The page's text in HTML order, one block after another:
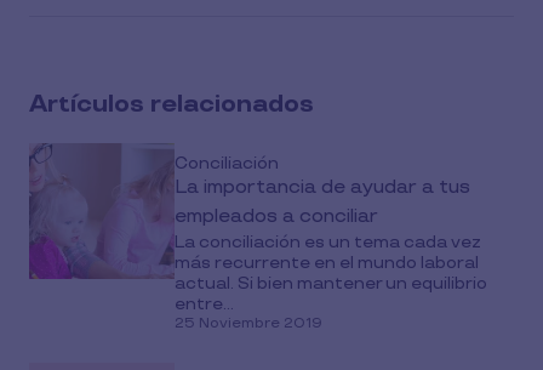
media
Artículos relacionados
Conciliación
La importancia de ayudar a tus
empleados a conciliar
La conciliación es un tema cada vez
más recurrente en el mundo laboral
actual. Si bien mantener un equilibrio
entre...
25 Noviembre 2019